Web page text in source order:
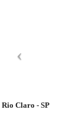
Rio Claro - SP